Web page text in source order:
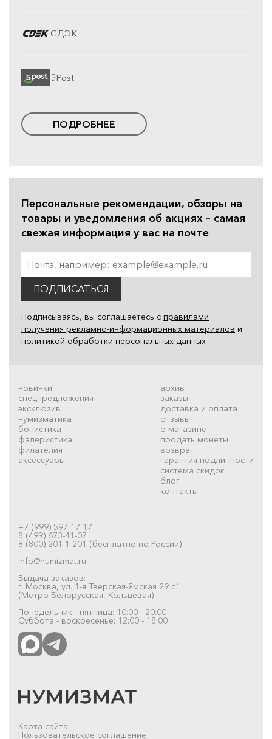
СДЭК
5Post
ПОДРОБНЕЕ
Персональные рекомендации, обзоры на
товары и уведомления об акциях – самая
свежая информация у вас на почте
ПОДПИСАТЬСЯ
Подписываясь, вы соглашаетесь с правилами
получения рекламно-информационных материалов и
политикой обработки персональных данных
новинки
спецпредложения
эксклюзив
нумизматика
бонистика
фалеристика
филателия
аксессуары
архив
заказы
доставка и оплата
отзывы
о магазине
продать монеты
возврат
гарантия подлинности
система скидок
блог
контакты
+7 (999) 597-17-17
8 (499) 673-41-07
8 (800) 201-1-201 (бесплатно по России)
info@numizmat.ru
Выдача заказов:
г. Москва, ул. 1-я Тверская-Ямская 29 с1
(Метро Белорусская, Кольцевая)
Понедельник - пятница: 10:00 - 20:00
Суббота - воскресенье: 12:00 - 18:00
Карта сайта
Пользовательское соглашение